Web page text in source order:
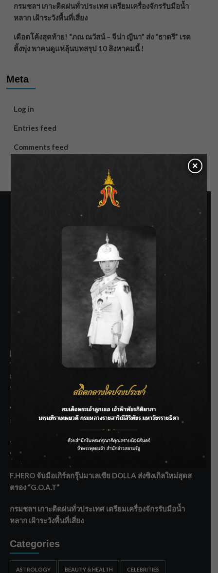
กรมชลฯ เกาะติดฝนทั่วประเทศ เตรียมเครื่องจักรรับมือน้ำ
หลาก เฝ้าระวังพื้นที่เสี่ยง
เดือดโค้งสุดท้าย! “ภณ ณวัสน์ – จีน่า ญีนา” ส่ง “ธาตรี” เรต
ติ้งพุ่ง พาคนดูแห่ลุ้นบทสรุป 10 สิงหาคมนี้ !
Meta
Log in
Entries feed
Comments feed
SIAMRATH VARIETY
THE BEST ENTERTAINMENT
Recent Posts
กรมชลฯ รับฟังประชาชน ติดตามแก้ปัญหาโครงการประตู
ระบายน้ำศรีสองรักฯ
‘แมน การิน’ แชร์ความเชื่อชวนคิด! “อยากกินอะไรหลังจาก
ลาโลกนี้ ให้ใส่บาตรสิ่งนั้นไว้ตอนยังมีชีวิต”
ราชเลขานุการในพระองค์ฯ ติดตามโครงการหุบกะพง–ห้วย
ทรายใต้ เสริมความมั่นคงน้ำเพชรบุรี
F.HERO จับมือเกิร์ลกรุ๊ปมาเลเซีย DOLLA ส่งซิงเกิลใหม่สุดส
ตรอง “G.O.A.T”
กรมชลฯ เกาะติดฝนทั่วประเทศ เตรียมเครื่องจักรรับมือน้ำ
หลาก เฝ้าระวังพื้นที่เสี่ยง
Categories
ASTROLOGY BEAUTY & HEALTH CELEBRITIES
×